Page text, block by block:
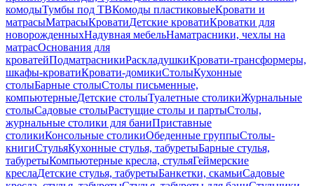
комодыТумбы под ТВКомоды пластиковыеКровати и
матрасыМатрасыКроватиДетские кроватиКроватки для
новорожденныхНадувная мебельНаматрасники, чехлы на
матрасОснования для
кроватейПодматрасникиРаскладушкиКровати-трансформеры,
шкафы-кроватиКровати-домикиСтолыКухонные
столыБарные столыСтолы письменные,
компьютерныеДетские столыТуалетные столикиЖурнальные
столыСадовые столыРастущие столы и партыСтолы,
журнальные столики для баниПриставные
столикиКонсольные столикиОбеденные группыСтолы-
книгиСтульяКухонные стулья, табуретыБарные стулья,
табуретыКомпьютерные кресла, стульяГеймерские
креслаДетские стулья, табуретыБанкетки, скамьиСадовые